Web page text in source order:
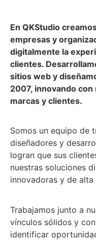
En QKStudio
empresas y
digitalmente la
clientes.
sitios web y
2007, innovando
marcas y clientes.
Somos un equipo de
diseñadores y
logran que sus
nuestras soluciones
innovadoras y de alta
Trabajamos junto a
vínculos sólidos y
identificar